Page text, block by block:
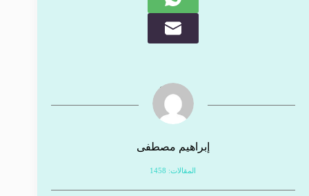
إبراهيم مصطفى
المقالات: 1458